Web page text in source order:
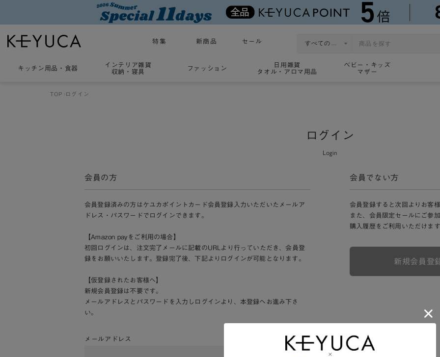
特集 新商品 セール
キッチン用品 ・ 食器
インテリア雑貨
収納・寝具
ファッション
日用雑貨
タオル・アロマ用品
ベビー・キッズ
マザー
TOP ログイン
ログイン
Login
会員の方
会員登録済みの方はケユカポイントカード会員登録入力いただいたメールア
ドレス・パスワードでログインできます。
【Amazon payをご利用の場合】
初回ログインは、注文完了メールに記載のURLより行っていただき、会員登
録をお願いいたします。登録完了後、下記よりログインが可能となります。
【仮登録されたお客様へ】
新規会員登録は不要です。
メールアドレスとパスワードを入力しログインより、本登録へお進み下さ
い。
メールアドレス
会員でない方
会員登録すると次回よりお客
また、会員限定セールにご参
購入履歴をご利用いただけま
新規会員登